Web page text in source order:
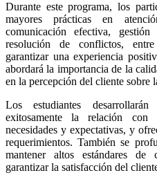
Durante este programa, los
mayores prácticas en
comunicación efectiva,
resolución de conflictos,
garantizar una experiencia
abordará la importancia de la
en la percepción del cliente sobre
Los estudiantes
exitosamente la relación con
necesidades y expectativas, y
requerimientos. También se
mantener altos estándares
garantizar la satisfacción del